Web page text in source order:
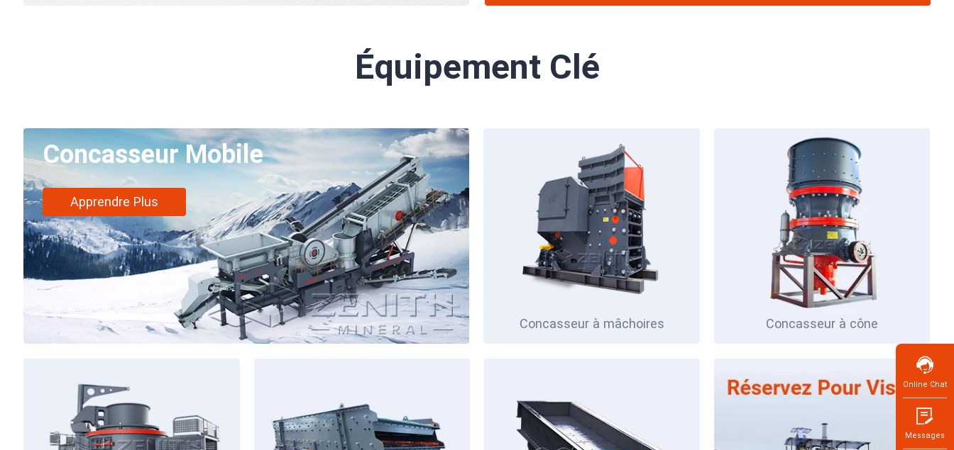
Équipement Clé
Concasseur Mobile
Apprendre Plus
Concasseur à mâchoires Concasseur à cône
Online Chat
Messages